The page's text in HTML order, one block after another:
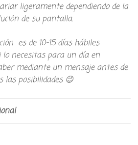
ligeramente dependiendo de la
de su pantalla.
es de 10-15 días hábiles
necesitas para un día en
mediante un mensaje antes de
las posibilidades 😉